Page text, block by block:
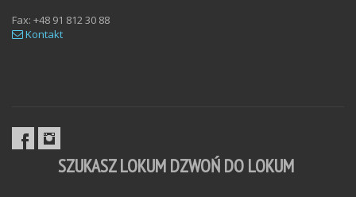
Fax: +48 91 812 30 88
Kontakt
SZUKASZ LOKUM DZWOŃ DO LOKUM